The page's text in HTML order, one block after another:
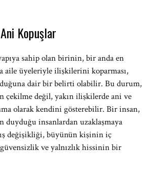
Kopuşlar
sahip olan birinin, bir anda en
aile üyeleriyle ilişkilerini koparması,
dair bir belirti olabilir. Bu durum,
çekilme değil, yakın ilişkilerde ani ve
olarak kendini gösterebilir. Bir insan,
duyduğu insanlardan uzaklaşmaya
değişikliği, büyünün kişinin iç
güvensizlik ve yalnızlık hissinin bir